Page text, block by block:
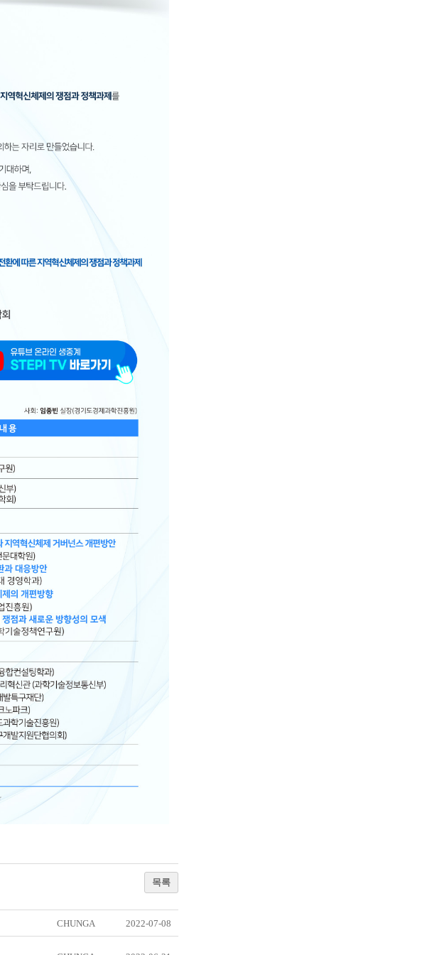
목록
CHUNGA 2022-07-08